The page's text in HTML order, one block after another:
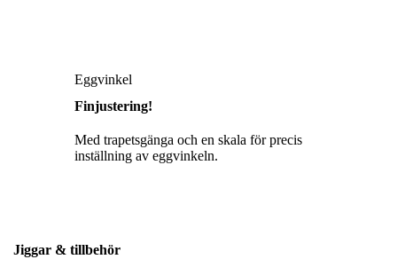
Eggvinkel
Finjustering!
Med trapetsgänga och en skala för precis
inställning av eggvinkeln.
Jiggar & tillbehör